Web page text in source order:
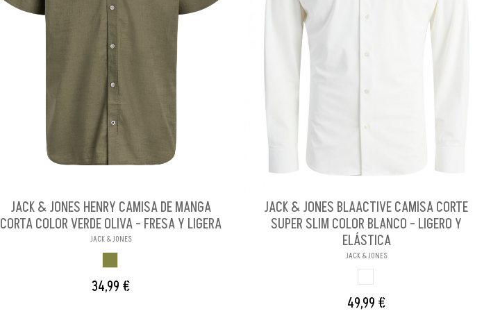
JACK & JONES HENRY CAMISA DE MANGA
CORTA COLOR VERDE OLIVA - FRESA Y LIGERA
JACK & JONES
34,99 €
JACK & JONES BLAACTIVE CAMISA CORTE
SUPER SLIM COLOR BLANCO - LIGERO Y
ELÁSTICA
JACK & JONES
49,99 €